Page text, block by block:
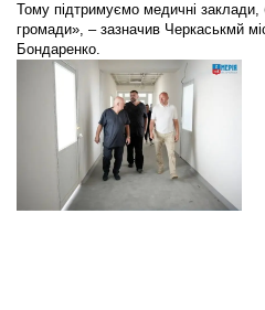
Тому підтримуємо медичні заклади,
громади», – зазначив Черкаськмй
Бондаренко.